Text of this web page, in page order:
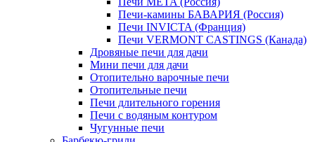
Печи-камины БАВАРИЯ (Россия)
Печи INVICTA (Франция)
Печи VERMONT CASTINGS (Канада)
Дровяные печи для дачи
Мини печи для дачи
Отопительно варочные печи
Отопительные печи
Печи длительного горения
Печи с водяным контуром
Чугунные печи